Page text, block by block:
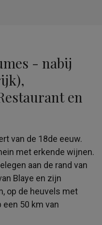
- nabij
en
van de 18de eeuw.
met erkende wijnen.
aan de rand van
Blaye en zijn
op de heuvels met
een 50 km van